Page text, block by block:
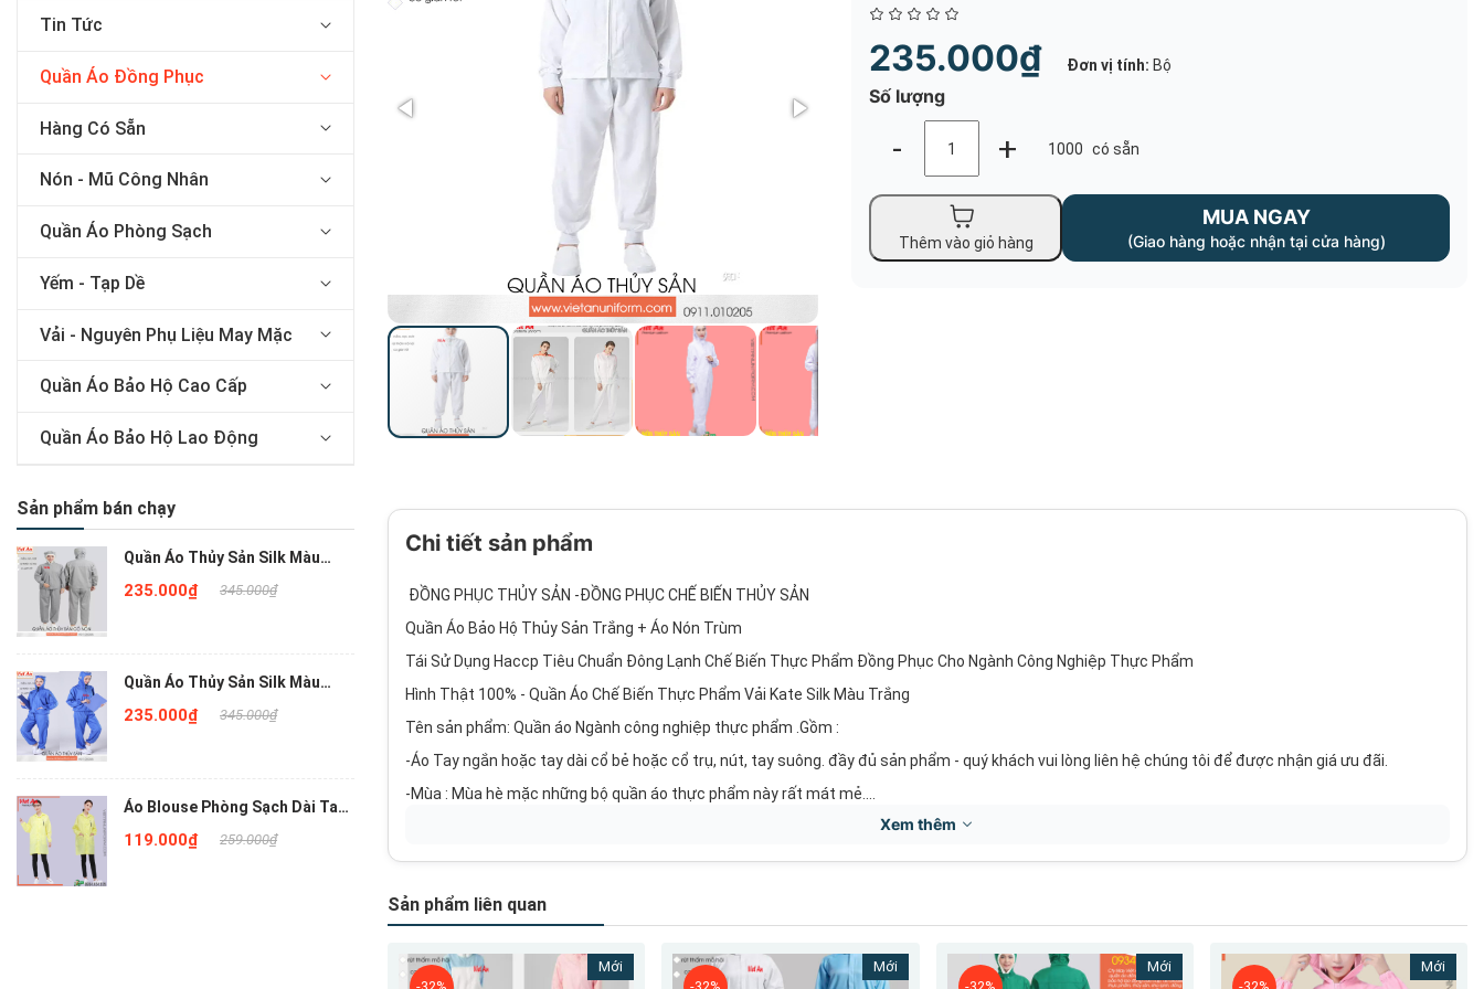
Áo Blouse Thực Phẩm - Thủy Sản
Quần Áo Phòng Sạch May
Sẳn
Quần Áo Ý Tế May Sẳn
Tạp Dề
Đồng Phục Thủy Sản May
Tin Tức
Quần Áo Đồng Phục
Hàng Có Sẵn
Nón - Mũ Công Nhân
Quần Áo Phòng Sạch
Yếm - Tạp Dề
Vải - Nguyên Phụ Liệu May Mặc
Quần Áo Bảo Hộ Cao Cấp
Quần Áo Bảo Hộ Lao Động
Sản phẩm bán chạy
Quần Áo Thủy Sản Silk Màu
235.000₫ 345.000₫
Quần Áo Thủy Sản Silk Màu
235.000₫ 345.000₫
Áo Blouse Phòng Sạch Dài Tay
119.000₫ 259.000₫
235.000₫ Đơn vị tính: Bộ
Số lượng
- + 1000 có sẵn
Thêm vào giỏ hàng
MUA NGAY
(Giao hàng hoặc nhận tại cửa hàng)
Chi tiết sản phẩm
ĐỒNG PHỤC THỦY SẢN -ĐỒNG PHỤC CHẾ BIẾN THỦY SẢN
Quần Áo Bảo Hộ Thủy Sản Trắng + Áo Nón Trùm
Tái Sử Dụng Haccp Tiêu Chuẩn Đông Lạnh Chế Biến Thực Phẩm Đồng Phục Cho Ngành Công Nghiệp Thực Phẩm
Hình Thật 100% - Quần Áo Chế Biến Thực Phẩm Vải Kate Silk Màu Trắng
Tên sản phẩm: Quần áo Ngành công nghiệp thực phẩm .Gồm :
-Áo Tay ngắn hoặc tay dài cổ bẻ hoặc cổ trụ, nút, tay suông. đầy đủ sản phẩm - quý khách vui lòng liên hệ chúng tôi để được nhận giá ưu đãi.
-Mùa : Mùa hè mặc những bộ quần áo thực phẩm này rất mát mẻ....
Xem thêm
Sản phẩm liên quan
Mới
Mới
Mới
Mới